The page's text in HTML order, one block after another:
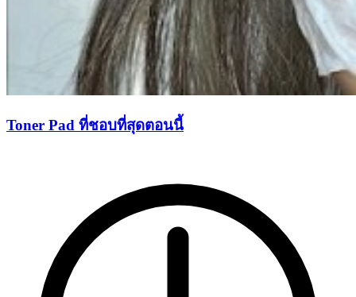
Toner Pad ที่ชอบที่สุดตอนนี้